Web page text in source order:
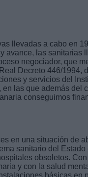
llevadas a cabo en
avance, las sanitarias
negociador, que
Decreto 446/1994,
y servicios del
las que además del
conseguimos
en una situación de
sanitario del
obsoletos.
y con la salud
básicas en